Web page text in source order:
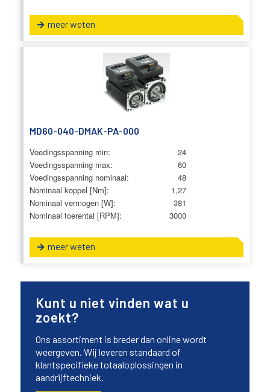
meer weten
MD60-040-DMAK-PA-000
Voedingsspanning min:
24
Voedingsspanning max:
60
Voedingsspanning nominaal:
48
Nominaal koppel [Nm]:
1,27
Nominaal vermogen [W]:
381
Nominaal toerental [RPM]:
3000
meer weten
Kunt u niet vinden wat u
zoekt?
Ons assortiment is breder dan online wordt
weergeven. Wij leveren standaard of
klantspecifieke totaaloplossingen in
aandrijftechniek.